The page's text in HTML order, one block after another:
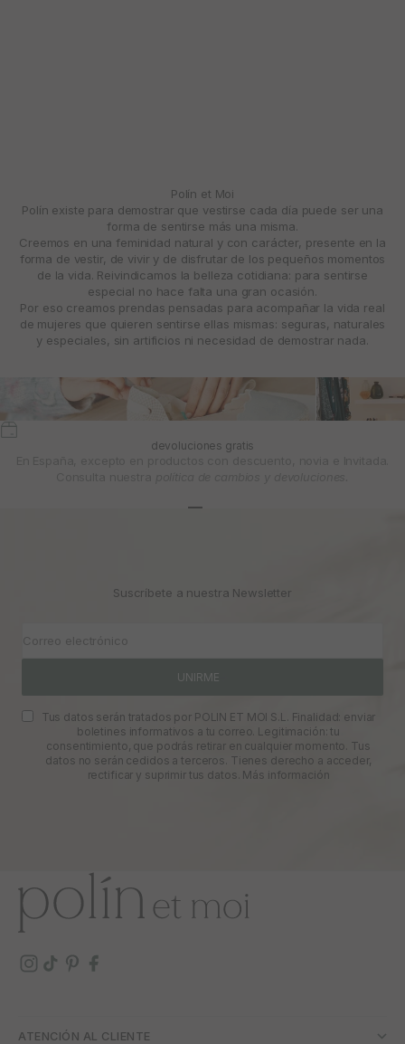
Polín et Moi
Polín existe para demostrar que vestirse cada día puede ser una
forma de sentirse más una misma.
Creemos en una feminidad natural y con carácter, presente en la
forma de vestir, de vivir y de disfrutar de los pequeños momentos
de la vida. Reivindicamos la belleza cotidiana: para sentirse
especial no hace falta una gran ocasión.
Por eso creamos prendas pensadas para acompañar la vida real
de mujeres que quieren sentirse ellas mismas: seguras, naturales
y especiales, sin artificios ni necesidad de demostrar nada.
devoluciones gratis
Suscríbete a nuestra Newsletter
Correo electrónico
UNIRME
Tus datos serán tratados por POLIN ET MOI S.L. Finalidad: enviar
boletines informativos a tu correo. Legitimación: tu
consentimiento, que podrás retirar en cualquier momento. Tus
datos no serán cedidos a terceros. Tienes derecho a acceder,
rectificar y suprimir tus datos. Más información
ATENCIÓN AL CLIENTE